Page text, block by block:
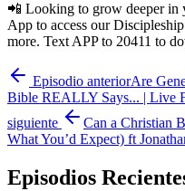
📲 Looking to grow deeper in
App to access our
more. Text APP to 20411 to
Episodio anteriorAre
Bible REALLY Says... | Live
siguiente
Can a Christian
What You’d Expect) ft
Episodios